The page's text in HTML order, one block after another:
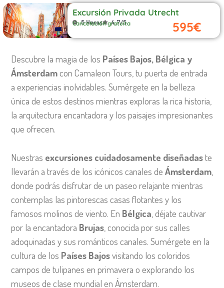
Excursión Privada Utrecht
5 Horas 4.7/5
Cancelación gratuita 595€
Descubre la magia de los Países Bajos, Bélgica y
Ámsterdamcon Camaleon Tours, tu puerta de entrada
a experiencias inolvidables. Sumérgete en la belleza
única de estos destinos mientras exploras la rica historia,
la arquitectura encantadora y los paisajes impresionantes
que ofrecen.
Nuestras excursiones cuidadosamente diseñadaste
llevarán a través de los icónicos canales de Ámsterdam
donde podrás disfrutar de un paseo relajante mientras
contemplas las pintorescas casas flotantes y los
famosos molinos de viento. En Bélgica , déjate cautivar
por la encantadora Brujas , conocida por sus calles
adoquinadas y sus románticos canales. Sumérgete en la
cultura de los Países Bajosvisitando los coloridos
campos de tulipanes en primavera o explorando los
museos de clase mundial en Ámsterdam.